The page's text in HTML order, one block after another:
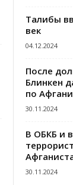
Талибы
век
04.12.2024
После
Блинкен
по
30.11.2024
В ОБКБ и
30.11.2024